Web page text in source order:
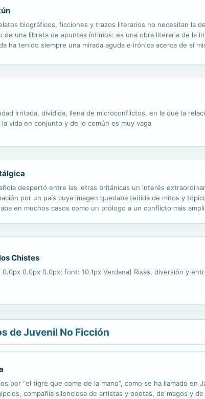
biográficos, ficciones y trazos literarios no necesitan la
de una libreta de apuntes íntimos: es una obra literaria de la
ha tenido siempre una mirada aguda e irónica acerca de sí
irritada, dividida, llena de microconflictos, en la que la
vida en conjunto y de lo común es muy vaga
despertó entre las letras británicas un interés
por un país cuya imagen quedaba teñida de mitos y
en muchos casos como un prólogo a un conflicto más
Chistes
0.0px 0.0px 0.0px; font: 10.1px Verdana} Risas, diversión y
de Juvenil No Ficción
por “el tigre que come de la mano”, como se ha llamado
compañía silenciosa de artistas y poetas, de magos y